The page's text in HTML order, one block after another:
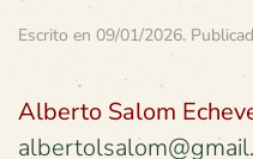
Escrito en 09/01/2026.
Alberto Salom